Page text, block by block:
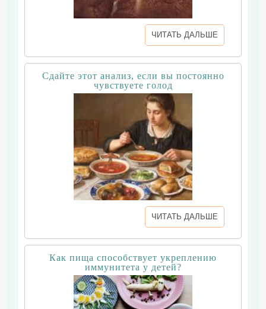
ЧИТАТЬ ДАЛЬШЕ
Сдайте этот анализ, если вы постоянно
чувствуете голод
ЧИТАТЬ ДАЛЬШЕ
Как пища способствует укреплению
иммунитета у детей?